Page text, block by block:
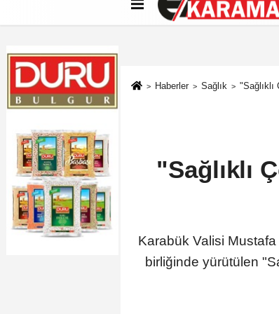
Künye İletişim Çerez
Haberler Sağlık
"Sağlıklı
Karabük Valisi
birliğinde yürütülen